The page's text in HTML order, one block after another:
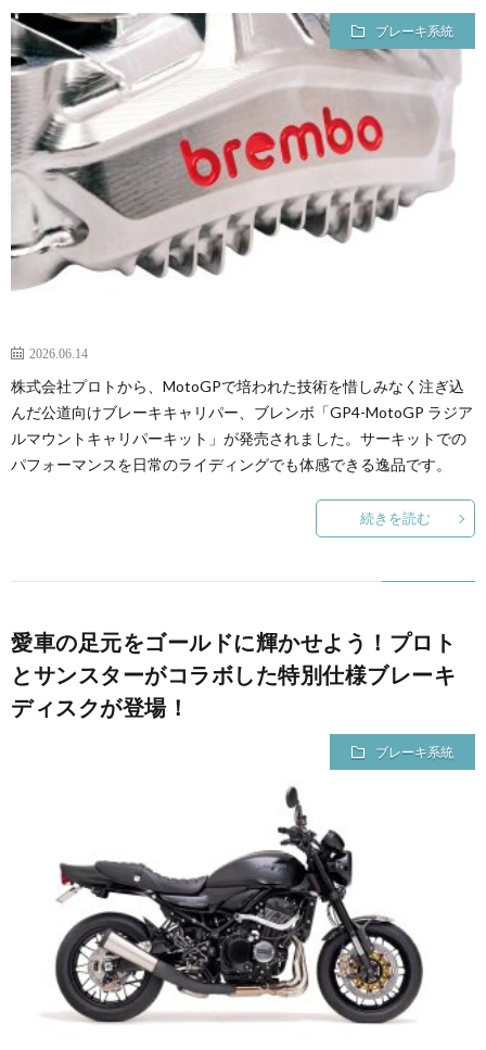
ブレーキ系統
2026.06.14
株式会社プロトから、MotoGPで培われた技術を惜しみなく注ぎ込
んだ公道向けブレーキキャリパー、ブレンボ「GP4-MotoGP ラジア
ルマウントキャリパーキット」が発売されました。サーキットでの
パフォーマンスを日常のライディングでも体感できる逸品です。
続きを読む
愛車の足元をゴールドに輝かせよう！プロト
とサンスターがコラボした特別仕様ブレーキ
ディスクが登場！
ブレーキ系統